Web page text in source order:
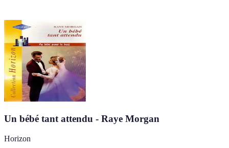
Un bébé tant attendu - Raye Morgan
Horizon